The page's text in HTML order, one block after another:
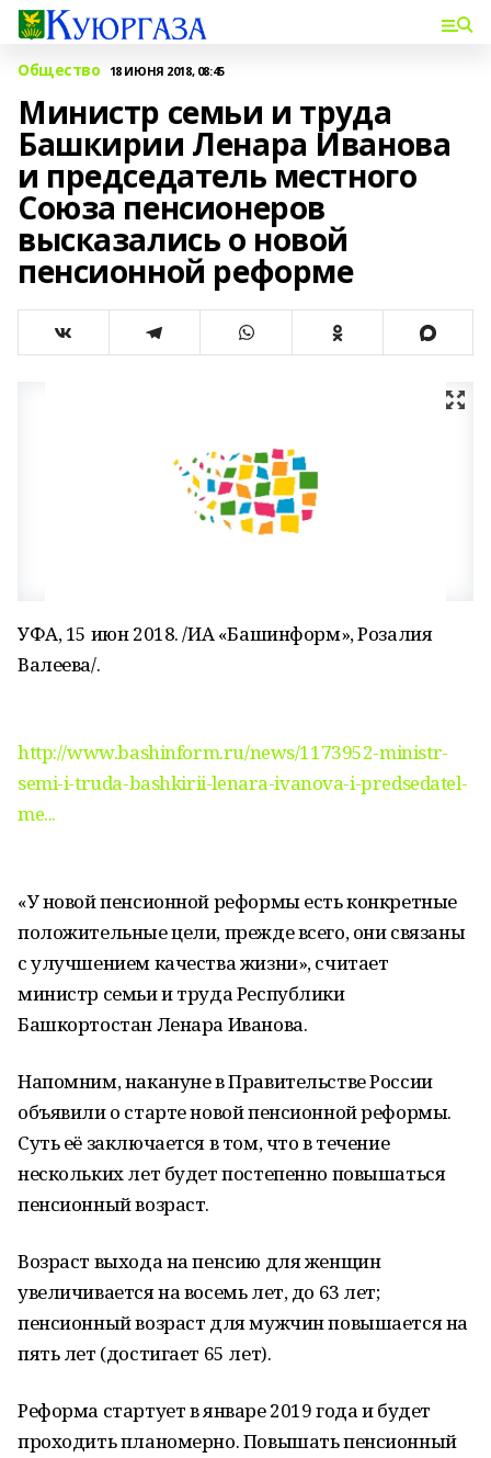
Общество 18 ИЮНЯ 2018, 08:45
Министр семьи и труда
Башкирии Ленара Иванова
и председатель местного
Союза пенсионеров
высказались о новой
пенсионной реформе
УФА, 15 июн 2018. /ИА «Башинформ», Розалия
Валеева/.
http://www.bashinform.ru/news/1173952-ministr-
semi-i-truda-bashkirii-lenara-ivanova-i-predsedatel-
me...
«У новой пенсионной реформы есть конкретные
положительные цели, прежде всего, они связаны
с улучшением качества жизни», считает
министр семьи и труда Республики
Башкортостан Ленара Иванова.
Напомним, накануне в Правительстве России
объявили о старте новой пенсионной реформы.
Суть её заключается в том, что в течение
нескольких лет будет постепенно повышаться
пенсионный возраст.
Возраст выхода на пенсию для женщин
увеличивается на восемь лет, до 63 лет;
пенсионный возраст для мужчин повышается на
пять лет (достигает 65 лет).
Реформа стартует в январе 2019 года и будет
проходить планомерно. Повышать пенсионный